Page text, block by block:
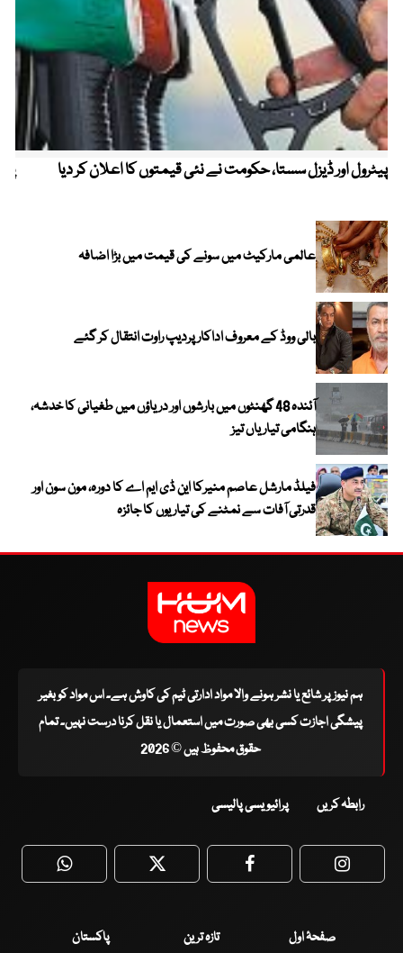
پیٹرول اور ڈیزل سستا، حکومت نے نئی قیمتوں کا اعلان کر دیا
عالمی مارکیٹ میں سونے کی قیمت میں بڑا اضافہ
بالی ووڈ کے معروف اداکار پردیپ راوت انتقال کر گئے
آئندہ 48 گھنٹوں میں بارشوں اور دریاؤں میں طغیانی کا خدشہ،
ہنگامی تیاریاں تیز
فیلڈ مارشل عاصم منیرکا این ڈی ایم اے کا دورہ، مون سون اور
قدرتی آفات سے نمٹنے کی تیاریوں کا جائزہ
ہم نیوز پر شائع یا نشر ہونے والا مواد ادارتی ٹیم کی کاوش ہے۔ اس مواد کو بغیر
پیشگی اجازت کسی بھی صورت میں استعمال یا نقل کرنا درست نہیں۔ تمام
حقوق محفوظ ہیں © 2026
رابطہ کریں پرائیویسی پالیسی
WhatsApp Twitter Facebook
صفحۂ اول تازہ ترین پاکستان